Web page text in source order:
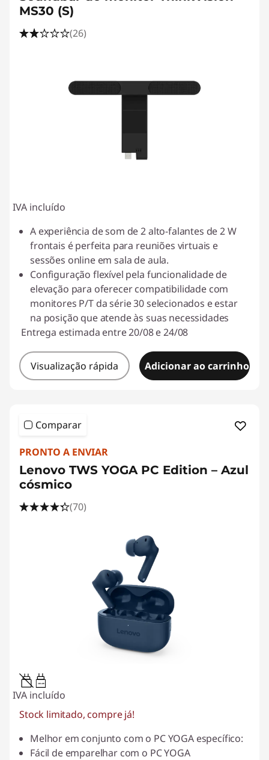
MS30 (S)
(26)
IVA incluído
A experiência de som de 2 alto-falantes de 2 W
frontais é perfeita para reuniões virtuais e
sessões online em sala de aula.
Configuração flexível pela funcionalidade de
elevação para oferecer compatibilidade com
monitores P/T da série 30 selecionados e estar
na posição que atende às suas necessidades
Entrega estimada entre 20/08 e 24/08
Visualização rápida Adicionar ao carrinho
Comparar
PRONTO A ENVIAR
Lenovo TWS YOGA PC Edition – Azul
cósmico
(70)
3W-4W
IVA incluído
Stock limitado, compre já!
Melhor em conjunto com o PC YOGA específico:
Fácil de emparelhar com o PC YOGA